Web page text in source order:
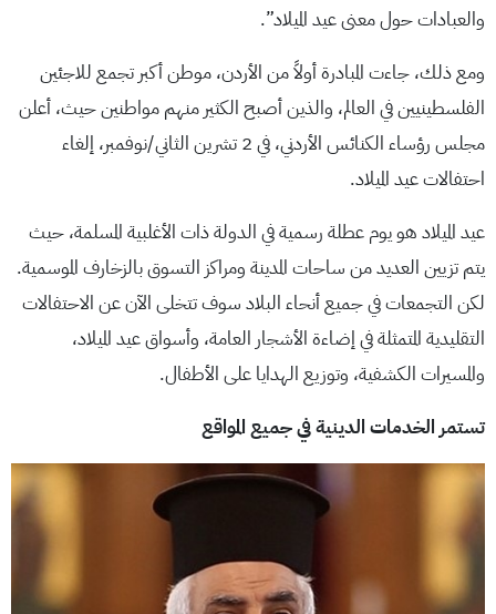
والعبادات حول معنى عيد الميلاد”.
ومع ذلك، جاءت المبادرة أولاً من الأردن، موطن أكبر تجمع للاجئين
الفلسطينيين في العالم، والذين أصبح الكثير منهم مواطنين حيث، أعلن
مجلس رؤساء الكنائس الأردني، في 2 تشرين الثاني/نوفمبر، إلغاء
احتفالات عيد الميلاد.
عيد الميلاد هو يوم عطلة رسمية في الدولة ذات الأغلبية المسلمة، حيث
يتم تزيين العديد من ساحات المدينة ومراكز التسوق بالزخارف الموسمية.
لكن التجمعات في جميع أنحاء البلاد سوف تتخلى الآن عن الاحتفالات
التقليدية المتمثلة في إضاءة الأشجار العامة، وأسواق عيد الميلاد،
والمسيرات الكشفية، وتوزيع الهدايا على الأطفال.
تستمر الخدمات الدينية في جميع المواقع